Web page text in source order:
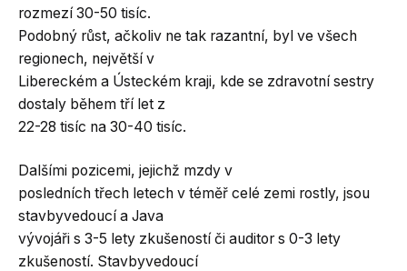
rozmezí 30-50 tisíc.
Podobný růst, ačkoliv ne tak razantní, byl ve všech
regionech, největší v
Libereckém a Ústeckém kraji, kde se zdravotní sestry
dostaly během tří let z
22-28 tisíc na 30-40 tisíc.
Dalšími pozicemi, jejichž mzdy v
posledních třech letech v téměř celé zemi rostly, jsou
stavbyvedoucí a Java
vývojáři s 3-5 lety zkušeností či auditor s 0-3 lety
zkušeností. Stavbyvedoucí